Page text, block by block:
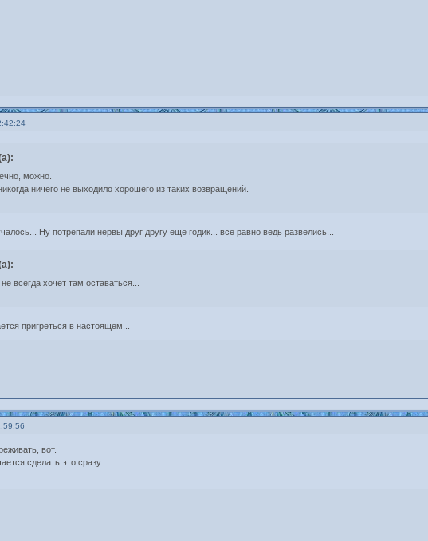
можно.
ничего не выходило хорошего из таких возвращений.
Ну потрепали нервы друг другу еще годик... все равно ведь развелись...
всегда хочет там оставаться...
пригреться в настоящем...
вот.
сделать это сразу.